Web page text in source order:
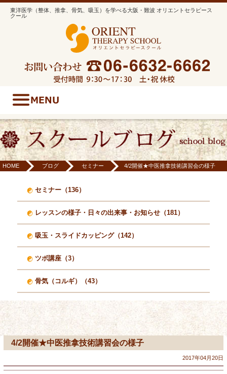
東洋医学（整体、推拿、骨気、吸玉）を学べる大阪・難波 オリエントセラピース
クール
HOME ブログ セミナー 4/2開催★中医推拿技術講習会の様子
セミナー（136）
レッスンの様子・日々の出来事・お知らせ（181）
吸玉・スライドカッピング（142）
ツボ講座（3）
骨気（コルギ）（43）
4/2開催★中医推拿技術講習会の様子
2017年04月20日